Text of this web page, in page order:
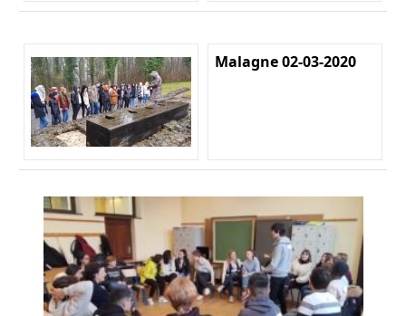
Malagne 02-03-2020